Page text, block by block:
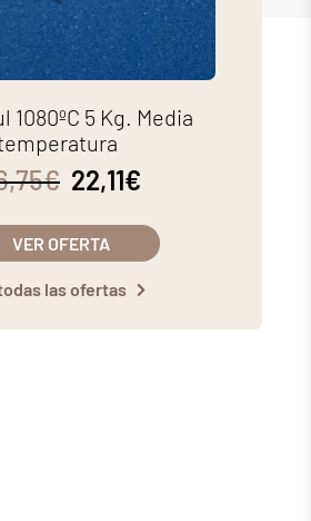
1080ºC 5 Kg. Media
€ 22,11€
VER OFERTA
las ofertas